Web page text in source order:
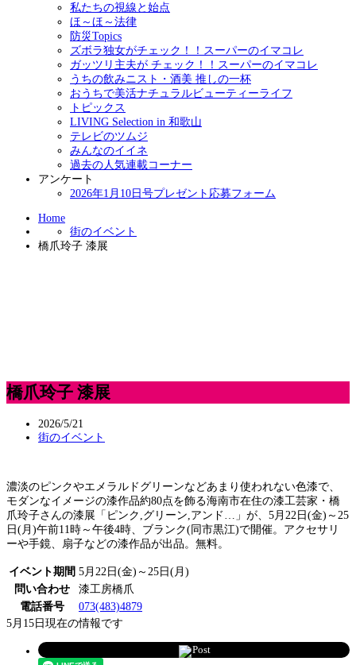
私たちの視線と始点
ほ～ほ～法律
防災Topics
ズボラ独女がチェック！！スーパーのイマコレ
ガッツリ主夫が チェック！！スーパーのイマコレ
うちの飲みニスト・酒美 推しの一杯
おうちで美活ナチュラルビューティーライフ
トピックス
LIVING Selection in 和歌山
テレビのツムジ
みんなのイイネ
過去の人気連載コーナー
アンケート
2026年1月10日号プレゼント応募フォーム
Home
街のイベント
橋爪玲子 漆展
橋爪玲子 漆展
2026/5/21
街のイベント
濃淡のピンクやエメラルドグリーンなどあまり使われない色漆で、
モダンなイメージの漆作品約80点を飾る海南市在住の漆工芸家・橋
爪玲子さんの漆展「ピンク,グリーン,アンド…」が、5月22日(金)～25
日(月)午前11時～午後4時、ブランク(同市黒江)で開催。アクセサリ
ーや手鏡、扇子などの漆作品が出品。無料。
イベント期間 5月22日(金)～25日(月)
問い合わせ
漆工房橋爪
電話番号
073(483)4879
5月15日現在の情報です
Post